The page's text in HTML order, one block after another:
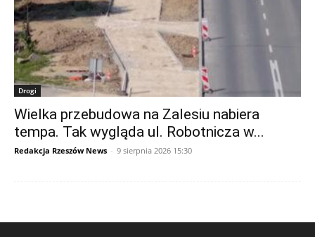
Drogi
Wielka przebudowa na Zalesiu nabiera
tempa. Tak wygląda ul. Robotnicza w...
Redakcja Rzeszów News - 9 sierpnia 2026 15:30